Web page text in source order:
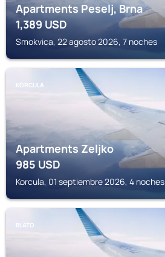
Apartments Peselj, Brna
1,389 USD
Smokvica, 22 agosto 2026, 7 noches
KORCULA
Apartments Zeljko
985USD
Korcula, 01 septiembre 2026, 4 noches
BLATO